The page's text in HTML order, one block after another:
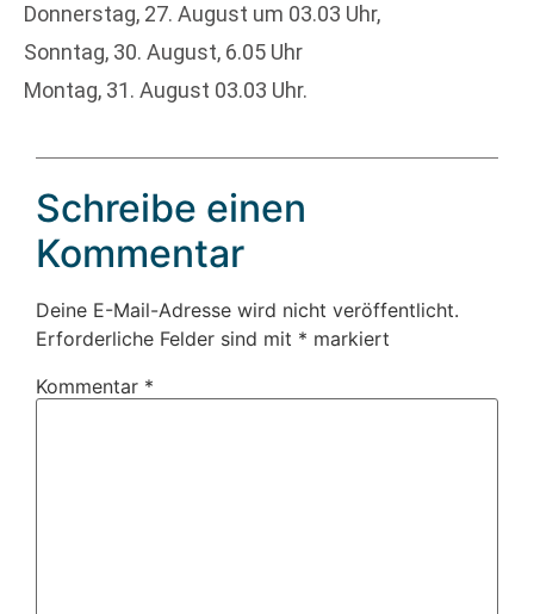
Donnerstag, 27. August um 03.03 Uhr,
Sonntag, 30. August, 6.05 Uhr
Montag, 31. August 03.03 Uhr.
Schreibe einen
Kommentar
Deine E-Mail-Adresse wird nicht veröffentlicht.
Erforderliche Felder sind mit * markiert
Kommentar *